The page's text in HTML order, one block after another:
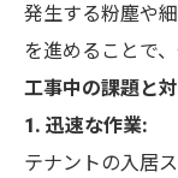
発生する粉塵や
を進めることで
工事中の課題と
1. 迅速な作業:
テナントの入居